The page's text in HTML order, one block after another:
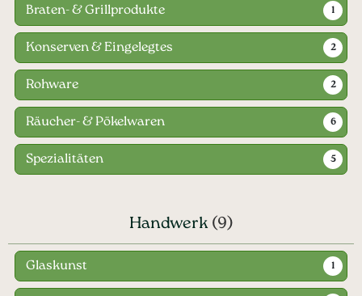
Braten- & Grillprodukte 1
Konserven & Eingelegtes 2
Rohware 2
Räucher- & Pökelwaren 6
Spezialitäten 5
Handwerk (9)
Glaskunst 1